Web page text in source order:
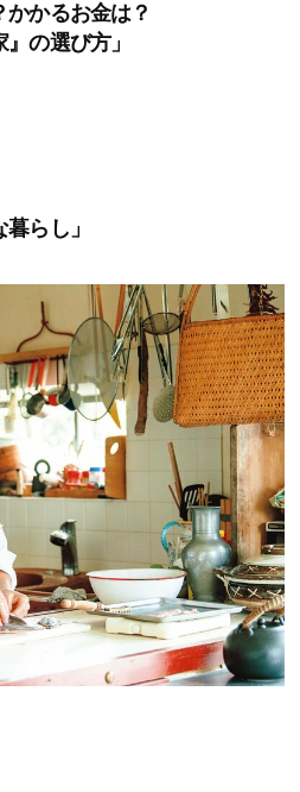
かるお金は？
の選び方」
らし」